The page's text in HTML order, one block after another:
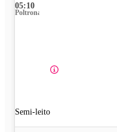
05:10
Poltrona
Semi-leito